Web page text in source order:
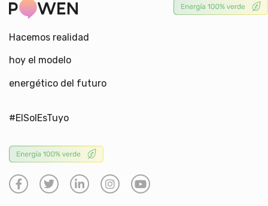
Hacemos realidad
hoy el modelo
energético del futuro
#ElSolEsTuyo